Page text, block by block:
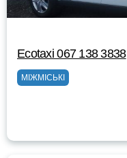
Ecotaxi 067 138 3838
МІЖМІСЬКІ